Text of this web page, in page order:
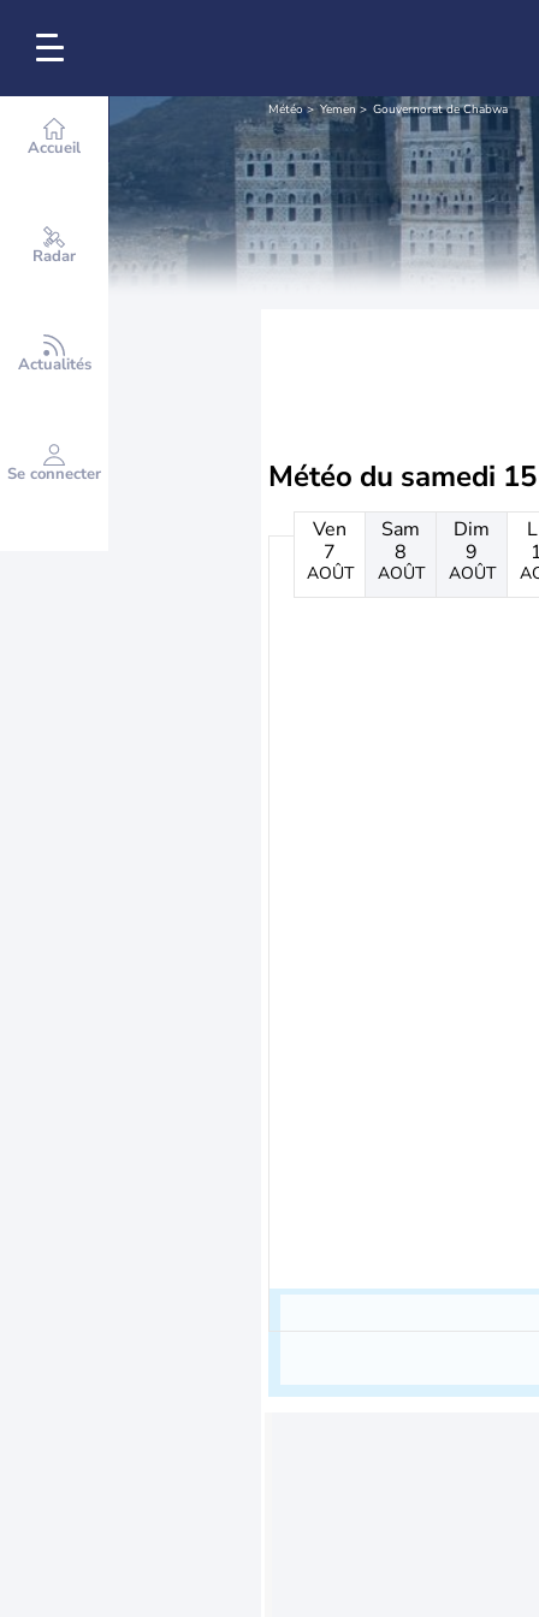
Accueil
Radar
Actualités
Se connecter
Météo Yemen Gouvernorat de Chabwa
Météo du samedi
Ven
7
AOÛT
Sam
8
AOÛT
Dim
9
AOÛT